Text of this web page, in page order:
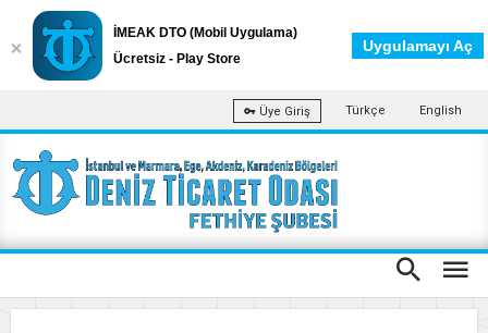
Üye Giriş Türkçe English
İMEAK DTO (Mobil Uygulama)
Ücretsiz - Play Store
Uygulamayı Aç